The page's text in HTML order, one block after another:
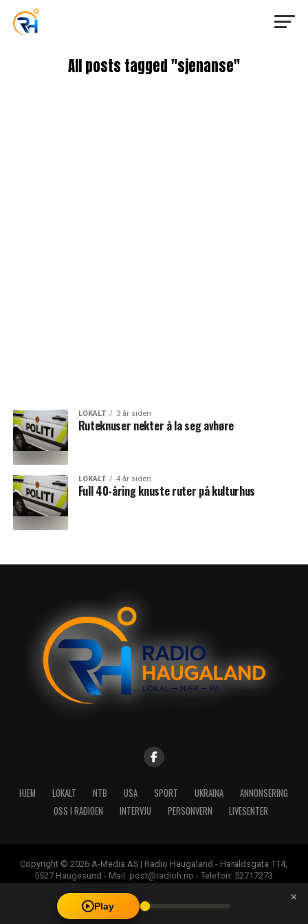
All posts tagged "sjenanse"
LOKALT 3 år siden
Ruteknuser nekter å la seg avhøre
LOKALT 4 år siden
Full 40-åring knuste ruter på kulturhus
HJEM LOKALT NTB USA SPORT UKRAINA
ANNONSERING
OSS I RADIOEN
INTERVJU PERSONVERN LIVESENTER
Copyright © 2026 A-Media AS | Radio Haugaland - Haraldsgata 114,
5527 Haugesund - Mail: post@radioh.no - Telefon: 52717273
Play
×